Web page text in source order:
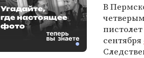
В
сентября
Угадайте,
где настоящее
фото